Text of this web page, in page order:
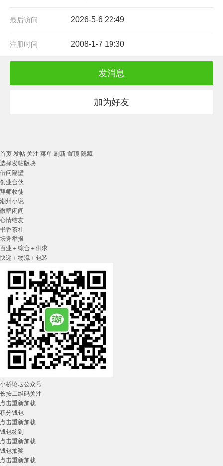
2026-5-6 22:49
最后访问
2008-1-7 19:30
注册时间
发消息
加为好友
首页 发帖 关注 菜单 刷新 置顶 隐藏
选择发帖版块
借问隔壁
创业合伙
拜师收徒
潮州小说
微群闲间
心情结友
书香茶社
坛务举报
百业＋综合＋供求
快递＋物流＋包装
小桥论坛公众号
长按二维码关注
点击重新加载
积分钱包
点击重新加载
钱包签到
点击重新加载
钱包抽奖
点击重新加载